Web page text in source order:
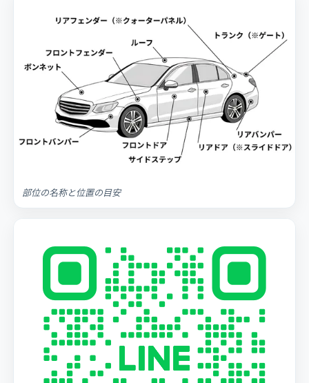
部位の名称と位置の目安